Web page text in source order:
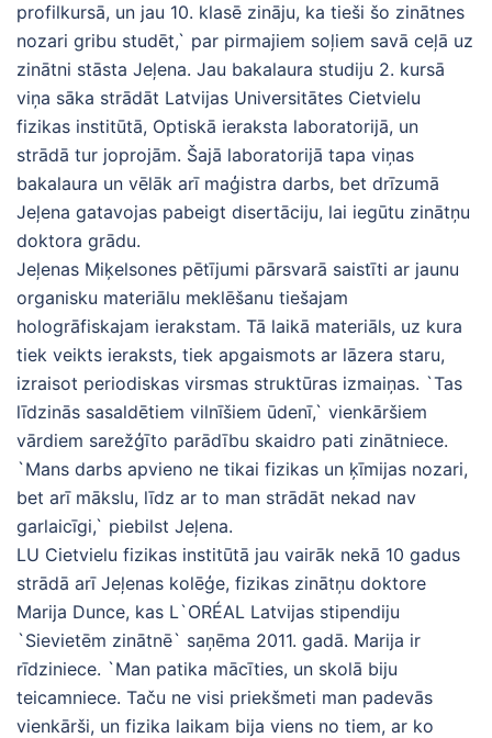
profilkursā, un jau 10. klasē zināju, ka tieši šo zinātnes
nozari gribu studēt,` par pirmajiem soļiem savā ceļā uz
zinātni stāsta Jeļena. Jau bakalaura studiju 2. kursā
viņa sāka strādāt Latvijas Universitātes Cietvielu
fizikas institūtā, Optiskā ieraksta laboratorijā, un
strādā tur joprojām. Šajā laboratorijā tapa viņas
bakalaura un vēlāk arī maģistra darbs, bet drīzumā
Jeļena gatavojas pabeigt disertāciju, lai iegūtu zinātņu
doktora grādu.
Jeļenas Miķelsones pētījumi pārsvarā saistīti ar jaunu
organisku materiālu meklēšanu tiešajam
hologrāfiskajam ierakstam. Tā laikā materiāls, uz kura
tiek veikts ieraksts, tiek apgaismots ar lāzera staru,
izraisot periodiskas virsmas struktūras izmaiņas. `Tas
līdzinās sasaldētiem vilnīšiem ūdenī,` vienkāršiem
vārdiem sarežģīto parādību skaidro pati zinātniece.
`Mans darbs apvieno ne tikai fizikas un ķīmijas nozari,
bet arī mākslu, līdz ar to man strādāt nekad nav
garlaicīgi,` piebilst Jeļena.
LU Cietvielu fizikas institūtā jau vairāk nekā 10 gadus
strādā arī Jeļenas kolēģe, fizikas zinātņu doktore
Marija Dunce, kas L`ORÉAL Latvijas stipendiju
`Sievietēm zinātnē` saņēma 2011. gadā. Marija ir
rīdziniece. `Man patika mācīties, un skolā biju
teicamniece. Taču ne visi priekšmeti man padevās
vienkārši, un fizika laikam bija viens no tiem, ar ko